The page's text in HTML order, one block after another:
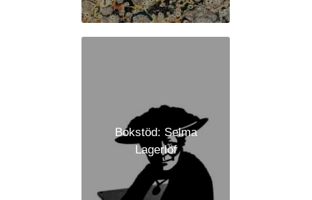
Bokstöd: Selma
Lagerlöf